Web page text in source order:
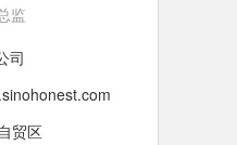
监
司
贸区